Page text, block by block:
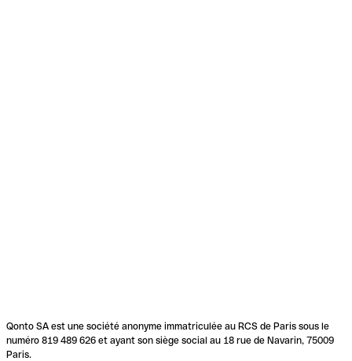
Qonto SA est une société anonyme immatriculée au RCS de Paris sous le
numéro 819 489 626 et ayant son siège social au 18 rue de Navarin, 75009
Paris.